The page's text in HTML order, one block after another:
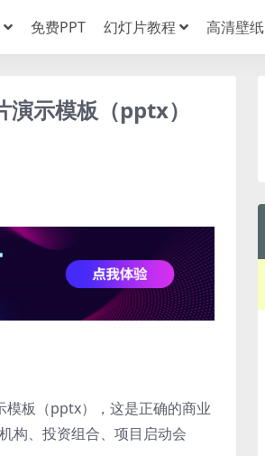
免费PPT 幻灯片教程 高清壁纸
示模板（pptx）
板（pptx），这是正确的商业
构、投资组合、项目启动会